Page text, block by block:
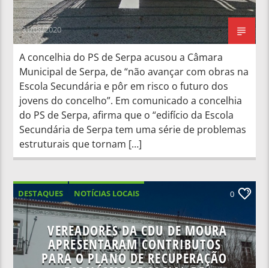
31/08/2020
A concelhia do PS de Serpa acusou a Câmara
Municipal de Serpa, de “não avançar com obras na
Escola Secundária e pôr em risco o futuro dos
jovens do concelho”. Em comunicado a concelhia
do PS de Serpa, afirma que o “edifício da Escola
Secundária de Serpa tem uma série de problemas
estruturais que tornam […]
DESTAQUES NOTÍCIAS LOCAIS 0
VEREADORES DA CDU DE MOURA
APRESENTARAM CONTRIBUTOS
PARA O PLANO DE RECUPERAÇÃO